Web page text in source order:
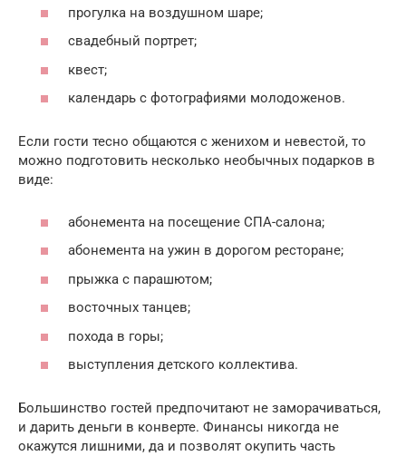
прогулка на воздушном шаре;
свадебный портрет;
квест;
календарь с фотографиями молодоженов.
Если гости тесно общаются с женихом и невестой, то
можно подготовить несколько необычных подарков в
виде:
абонемента на посещение СПА-салона;
абонемента на ужин в дорогом ресторане;
прыжка с парашютом;
восточных танцев;
похода в горы;
выступления детского коллектива.
Большинство гостей предпочитают не заморачиваться,
и дарить деньги в конверте. Финансы никогда не
окажутся лишними, да и позволят окупить часть